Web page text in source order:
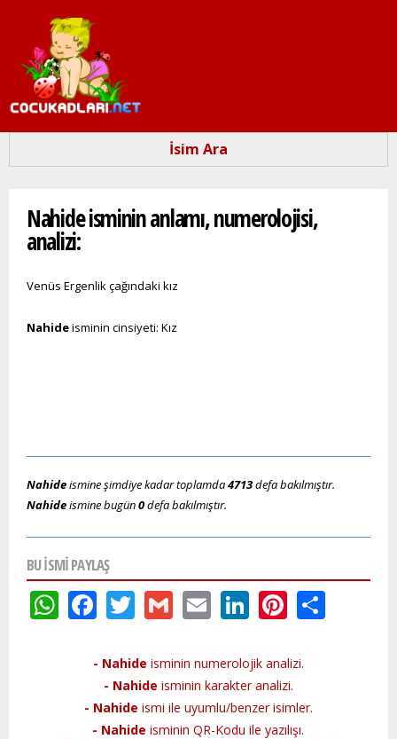
İsim Ara
Nahide isminin anlamı, numerolojisi,
analizi:
Venüs Ergenlik çağındaki kız
Nahideisminin cinsiyeti: Kız
Nahideismine şimdiye kadar toplamda4713defa bakılmıştır.
Nahideismine bugün0defa bakılmıştır.
BU ISMI PAYLAŞ
WhatsApp
Facebook
Twitter
GmailEmailLinkedIn
- Nahide isminin numerolojik analizi.
- Nahide isminin karakter analizi.
- Nahide ismi ile uyumlu/benzer isimler.
- Nahide isminin QR-Kodu ile yazılışı.